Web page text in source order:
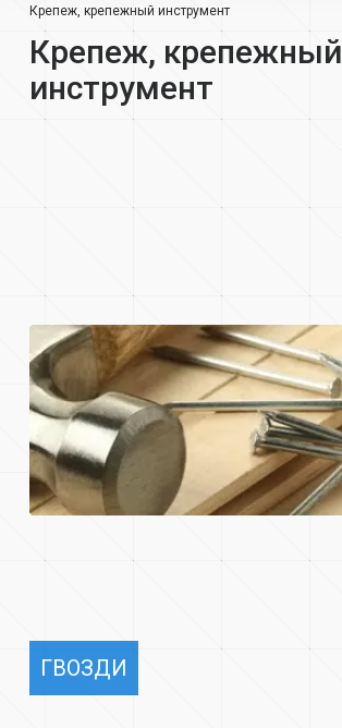
Крепеж, крепежный инструмент
Крепеж, крепежный
инструмент
ГВОЗДИ